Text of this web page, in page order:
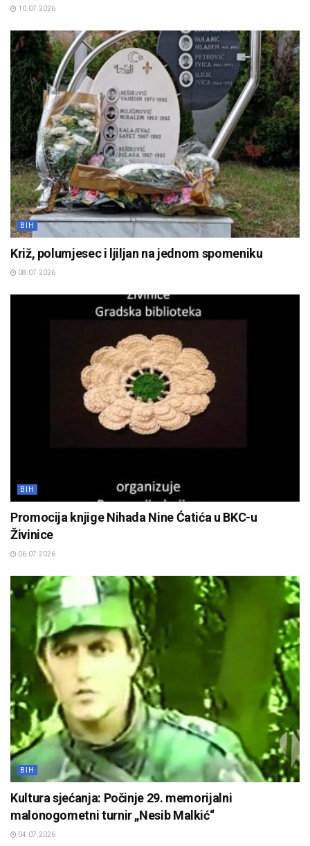
10.07.2026
BIH
Križ, polumjesec i ljiljan na jednom spomeniku
08.07.2026
BIH
Promocija knjige Nihada Nine Ćatića u BKC-u
Živinice
06.07.2026
BIH
Kultura sjećanja: Počinje 29. memorijalni
malonogometni turnir „Nesib Malkić“
04.07.2026